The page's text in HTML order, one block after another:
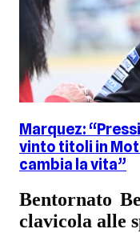
Marquez:
vinto titoli in
cambia la vita”
Bentornato
clavicola alle